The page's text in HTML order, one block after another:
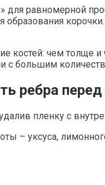
равномерной
образования
костей: чем толще
с большим
ребра
пленку с
– уксуса,